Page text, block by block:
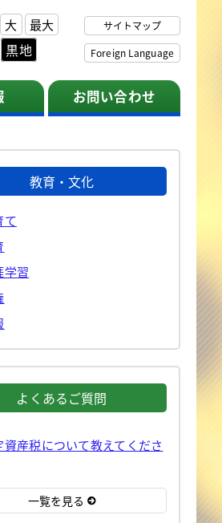
大 最大
黒地
サイトマップ
Foreign Language
お問い合わせ
教育・文化
て
学習
よくあるご質問
資産税について教えてくださ
一覧を見る